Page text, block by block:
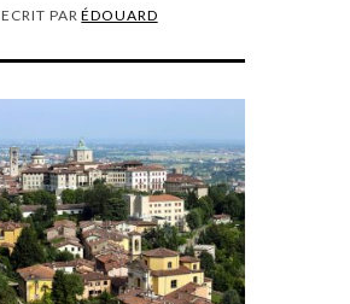
ECRIT PARÉDOUARD